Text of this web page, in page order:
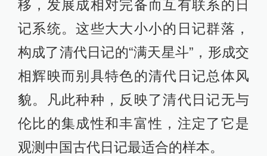
移，发展成相对完备而互有联系的日
记系统。这些大大小小的日记群落，
构成了清代日记的“满天星斗”，形成交
相辉映而别具特色的清代日记总体风
貌。凡此种种，反映了清代日记无与
伦比的集成性和丰富性，注定了它是
观测中国古代日记最适合的样本。